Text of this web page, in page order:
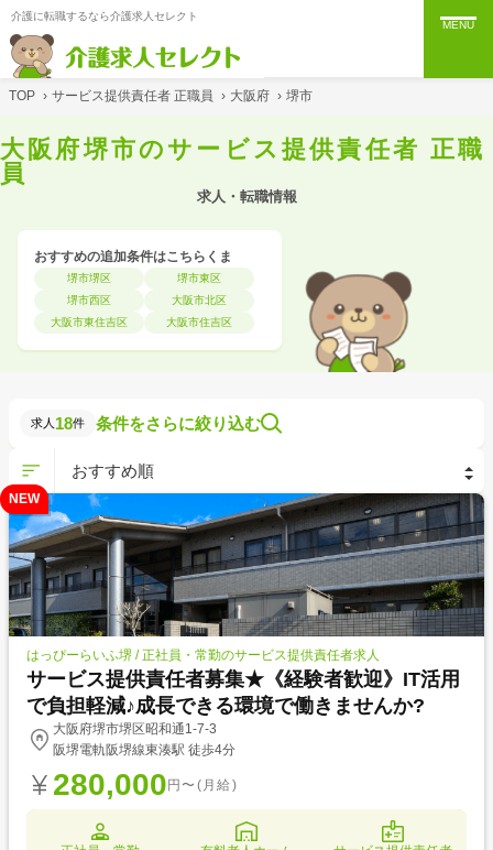
介護に転職するなら介護求人セレクト
MENU
TOP › サービス提供責任者 正職員 › 大阪府 › 堺市
大阪府堺市のサービス提供責任者 正職
員
求人・転職情報
おすすめの追加条件はこちらくま
堺市堺区
堺市東区
堺市西区
大阪市北区
大阪市東住吉区
大阪市住吉区
求人 18件 条件をさらに絞り込む
NEW
はっぴーらいふ堺 / 正社員・常勤のサービス提供責任者求人
サービス提供責任者募集★《経験者歓迎》IT活用
で負担軽減♪成長できる環境で働きませんか?
大阪府堺市堺区昭和通1-7-3
阪堺電軌阪堺線東湊駅 徒歩4分
280,000 円〜(月給)